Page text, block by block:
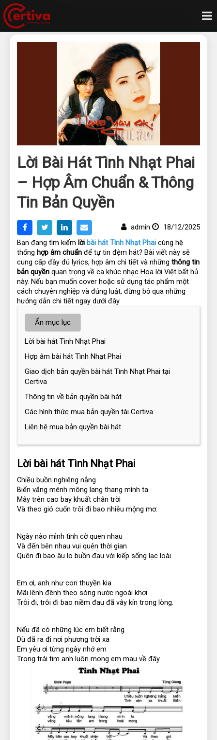
Trang chủ
Blog
Lời bài hát tình nhạt phai hợp âm chuẩn thông tin bản quyền
Lời Bài Hát Tình Nhạt Phai
– Hợp Âm Chuẩn & Thông
Tin Bản Quyền
admin
18/12/2025
Bạn đang tìm kiếm lời bài hát Tình Nhạt Phai cùng hệ
thống hợp âm chuẩn để tự tin đệm hát? Bài viết này sẽ
cung cấp đầy đủ lyrics, hợp âm chi tiết và những thông tin
bản quyền quan trọng về ca khúc nhạc Hoa lời Việt bất hủ
này. Nếu bạn muốn cover hoặc sử dụng tác phẩm một
cách chuyên nghiệp và đúng luật, đừng bỏ qua những
hướng dẫn chi tiết ngay dưới đây.
Ẩn mục lục
Lời bài hát Tình Nhạt Phai
Hợp âm bài hát Tình Nhạt Phai
Giao dịch bản quyền bài hát Tình Nhạt Phai tại
Certiva
Thông tin về bản quyền bài hát
Các hình thức mua bản quyền tài Certiva
Liên hệ mua bản quyền bài hát
Lời bài hát Tình Nhạt Phai
Chiều buồn nghiêng nắng
Biển vắng mênh mông lang thang mình ta
Mây trên cao bay khuất chân trời
Và theo gió cuốn trôi đi bao nhiêu mộng mơ.
Ngày nào mình tình cờ quen nhau
Và đến bên nhau vui quên thời gian
Quên đi bao âu lo buồn đau với kiếp sống lạc loài.
Em ơi, anh như con thuyền kia
Mãi lênh đênh theo sóng nước ngoài khơi
Trôi đi, trôi đi bao niềm đau đã vây kín trong lòng.
Nếu đã có những lúc em biết rằng
Dù đã ra đi nơi phương trời xa
Em yêu ơi từng ngày nhớ em
Trong trái tim anh luôn mong em mau về đây.